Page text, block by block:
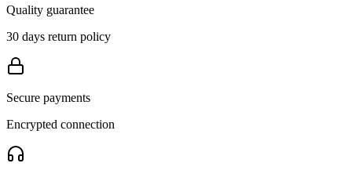
Quality guarantee
30 days return policy
Secure payments
Encrypted connection